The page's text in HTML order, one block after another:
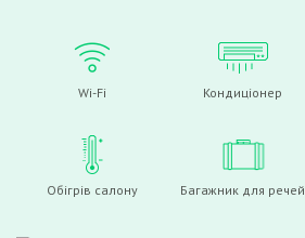
Wi-Fi Кондиціонер
Обігрів салону Багажник для речей